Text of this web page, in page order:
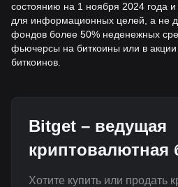
состоянию на 1 ноября 2024 года
для информационных целей, а не
фондов более 50% неденежных
фьючерсы на биткоины или в
биткоинов.
Bitget – ведущая
криптовалютная
Хотите купить или продать